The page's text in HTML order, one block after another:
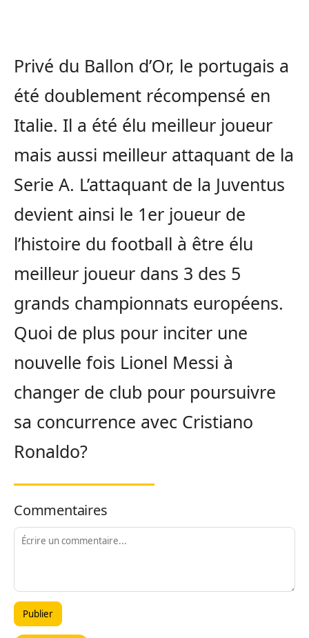
Privé du Ballon d’Or, le portugais a
été doublement récompensé en
Italie. Il a été élu meilleur joueur
mais aussi meilleur attaquant de la
Serie A. L’attaquant de la Juventus
devient ainsi le 1er joueur de
l’histoire du football à être élu
meilleur joueur dans 3 des 5
grands championnats européens.
Quoi de plus pour inciter une
nouvelle fois Lionel Messi à
changer de club pour poursuivre
sa concurrence avec Cristiano
Ronaldo?
Commentaires
Publier